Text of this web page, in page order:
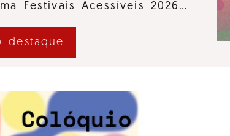
Festivais Acessíveis 2026…
destaque